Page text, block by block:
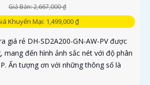
Giá Bán: 2,667,000 ₫
Khuyến Mại: 1,499,000 ₫
giá rẻ DH-SD2A200-GN-AW-PV được
mang đến hình ảnh sắc nét với độ phân
Ấn tượng ơn với những thông số là